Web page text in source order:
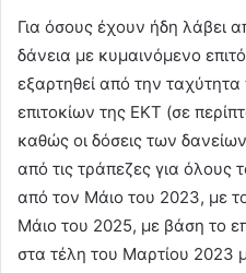
Για όσους έχουν ήδη λάβει
δάνεια με κυμαινόμενο
εξαρτηθεί από την
επιτοκίων της ΕΚΤ (σε
καθώς οι δόσεις των
από τις τράπεζες για όλους
από τον Μάιο του 2023, με
Μάιο του 2025, με βάση το
στα τέλη του Μαρτίου 2023